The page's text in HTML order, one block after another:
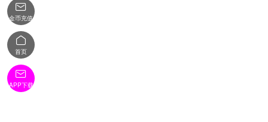

金币充值

首页

APP下载